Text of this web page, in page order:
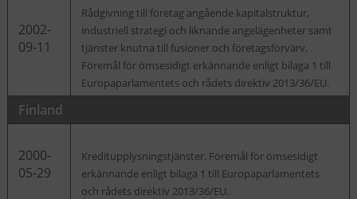
2002-
09-11
Rådgivning till företag angående kapitalstruktur,
industriell strategi och liknande angelägenheter samt
tjänster knutna till fusioner och företagsförvärv.
Föremål för ömsesidigt erkännande enligt bilaga 1 till
Europaparlamentets och rådets direktiv 2013/36/EU.
Finland
2000-
05-29
Kreditupplysningstjänster. Föremål för ömsesidigt
erkännande enligt bilaga 1 till Europaparlamentets
och rådets direktiv 2013/36/EU.